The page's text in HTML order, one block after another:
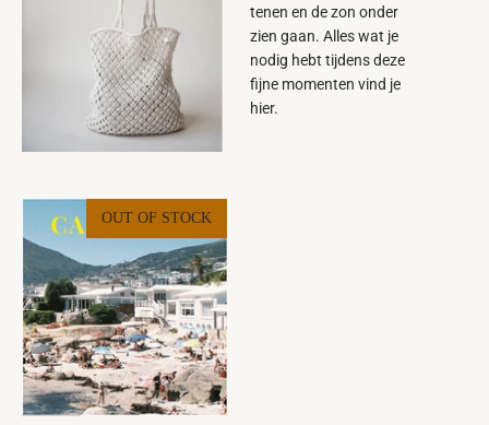
tenen en de zon onder
zien gaan. Alles wat je
nodig hebt tijdens deze
fijne momenten vind je
hier.
OUT OF STOCK